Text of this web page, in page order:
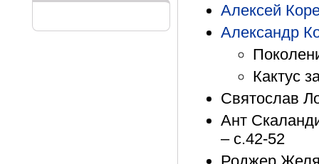
Алексей
Александр
Кактус
Святослав
Ант
– с.42-52